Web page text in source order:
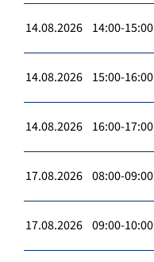
14.08.2026 14:00-15:00
14.08.2026 15:00-16:00
14.08.2026 16:00-17:00
17.08.2026 08:00-09:00
17.08.2026 09:00-10:00